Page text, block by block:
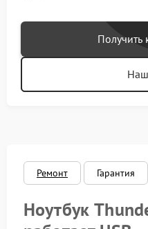
Получить
Ремонт Гарантия
Ноутбук